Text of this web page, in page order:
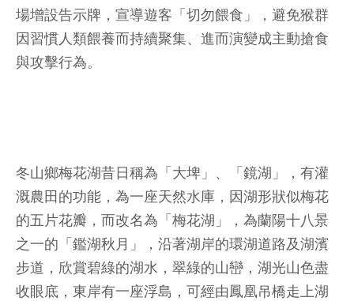
場增設告示牌，宣導遊客「切勿餵食」，避免猴群
因習慣人類餵養而持續聚集、進而演變成主動搶食
與攻擊行為。
冬山鄉梅花湖昔日稱為「大埤」、「鏡湖」，有灌
溉農田的功能，為一座天然水庫，因湖形狀似梅花
的五片花瓣，而改名為「梅花湖」，為蘭陽十八景
之一的「鑑湖秋月」，沿著湖岸的環湖道路及湖濱
步道，欣賞碧綠的湖水，翠綠的山巒，湖光山色盡
收眼底，東岸有一座浮島，可經由鳳凰吊橋走上湖